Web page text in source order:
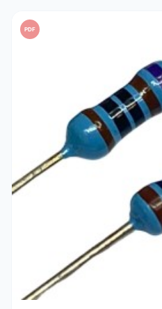
PDF